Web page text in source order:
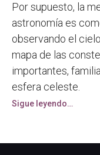
Por supuesto, la
astronomía es
observando el
mapa de las
importantes,
esfera celeste.
Sigue leyendo…